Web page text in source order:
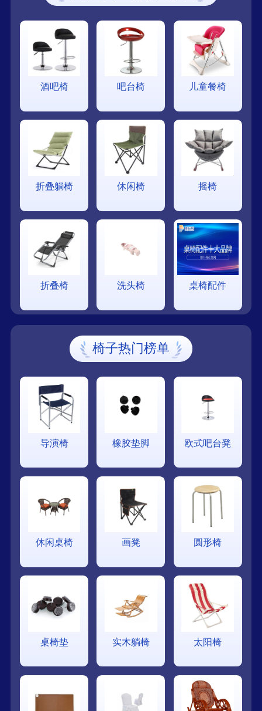
酒吧椅 吧台椅 儿童餐椅
折叠躺椅 休闲椅 摇椅
折叠椅 洗头椅 桌椅配件
椅子热门榜单
导演椅 橡胶垫脚 欧式吧台凳
休闲桌椅 画凳 圆形椅
桌椅垫 实木躺椅 太阳椅